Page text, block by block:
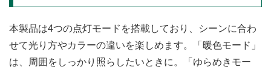
本製品は4つの点灯モードを搭載しており、シーンに合わ
せて光り方やカラーの違いを楽しめます。「暖色モード」
は、周囲をしっかり照らしたいときに。「ゆらめきモー